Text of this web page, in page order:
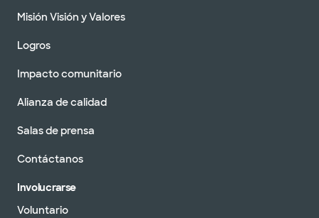
Misión Visión y Valores
Logros
Impacto comunitario
Alianza de calidad
Salas de prensa
Contáctanos
Involucrarse
Voluntario